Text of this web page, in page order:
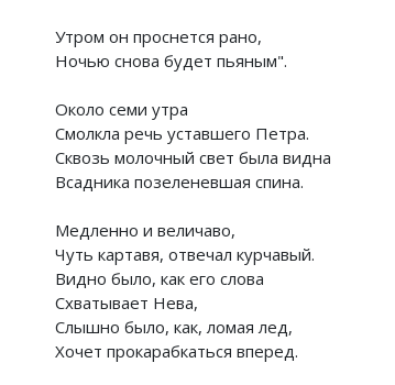
Утром он проснется рано,
Ночью снова будет пьяным".
Около семи утра
Смолкла речь уставшего Петра.
Сквозь молочный свет была видна
Всадника позеленевшая спина.
Медленно и величаво,
Чуть картавя, отвечал курчавый.
Видно было, как его слова
Схватывает Нева,
Слышно было, как, ломая лед,
Хочет прокарабкаться вперед.